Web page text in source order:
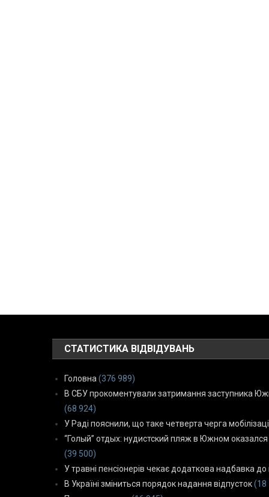
СТАТИСТИКА ВІДВІДУВАНЬ
Головна (376 989)
В СБУ прокоментували затримання заступника
(68 924)
У Раді пояснили, що таке четверта черга
“Голый” отдых: нудистский пляж в Южном
(39 500)
У травні пенсіонерів чекає додаткова надбавка до
В Україні зміниться порядок надання відпусток (18